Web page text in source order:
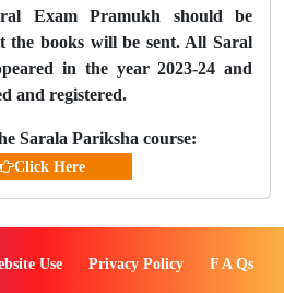
Exam Pramukh should be
the books will be sent. All Saral
in the year 2023-24 and
and registered.
Sarala Pariksha course:
Click Here
Use Privacy Policy F A Qs